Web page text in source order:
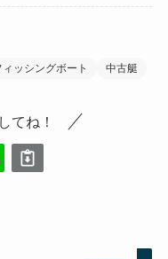
ィッシングボート 中古艇
てね！